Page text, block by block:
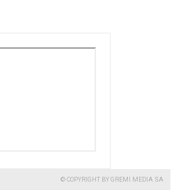
© COPYRIGHT BY GREMI MEDIA SA